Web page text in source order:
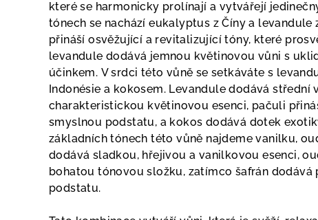
které se harmonicky prolínají a vytvářejí
tónech se nachází eukalyptus z Číny a levandule
přináší osvěžující a revitalizující tóny, které
levandule dodává jemnou květinovou vůni s
účinkem. V srdci této vůně se setkáváte s
Indonésie a kokosem. Levandule dodává střední
charakteristickou květinovou esenci, pačuli
smyslnou podstatu, a kokos dodává dotek
základních tónech této vůně najdeme vanilku,
dodává sladkou, hřejivou a vanilkovou esenci,
bohatou tónovou složku, zatímco šafrán dodává
podstatu.